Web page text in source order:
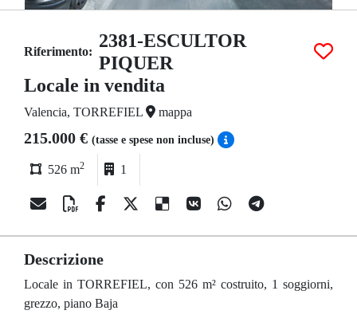
Riferimento:
2381-ESCULTOR
PIQUER
Locale in vendita
Valencia, TORREFIEL mappa
215.000 € (tasse e spese non incluse)
526 m2 1
Descrizione
Locale in TORREFIEL, con 526 m² costruito, 1 soggiorni,
grezzo, piano Baja